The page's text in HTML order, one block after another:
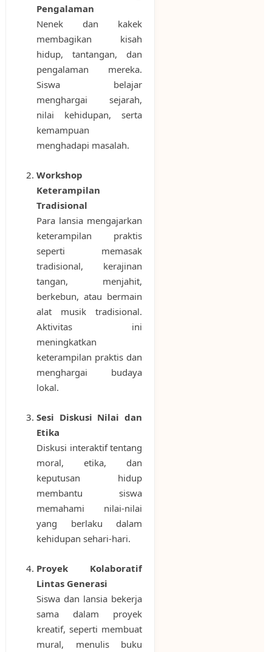
Pengalaman
Nenek dan kakek
membagikan kisah
hidup, tantangan, dan
pengalaman mereka.
Siswa belajar
menghargai sejarah,
nilai kehidupan, serta
kemampuan
menghadapi masalah.
Workshop
Keterampilan
Tradisional
Para lansia mengajarkan
keterampilan praktis
seperti memasak
tradisional, kerajinan
tangan, menjahit,
berkebun, atau bermain
alat musik tradisional.
Aktivitas ini
meningkatkan
keterampilan praktis dan
menghargai budaya
lokal.
Sesi Diskusi Nilai dan
Etika
Diskusi interaktif tentang
moral, etika, dan
keputusan hidup
membantu siswa
memahami nilai-nilai
yang berlaku dalam
kehidupan sehari-hari.
Proyek Kolaboratif
Lintas Generasi
Siswa dan lansia bekerja
sama dalam proyek
kreatif, seperti membuat
mural, menulis buku